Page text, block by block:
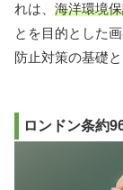
れは、 海洋環境
とを目的とした
防止対策の基礎と
ロンドン条約